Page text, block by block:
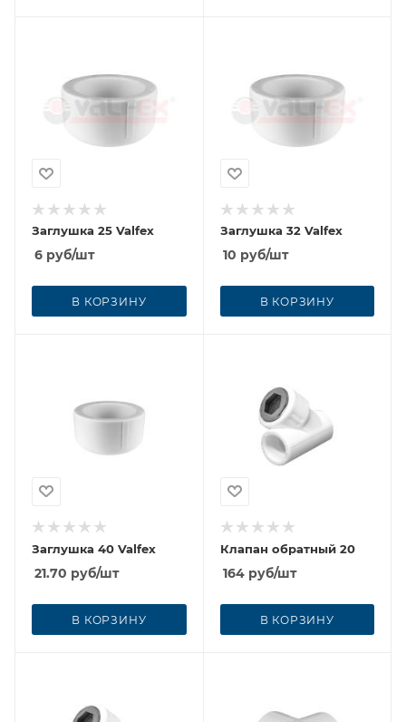
Заглушка 25 Valfex
6 руб/шт
В КОРЗИНУ
Заглушка 32 Valfex
10 руб/шт
В КОРЗИНУ
Заглушка 40 Valfex
21.70 руб/шт
В КОРЗИНУ
Клапан обратный 20
164руб/шт
В КОРЗИНУ